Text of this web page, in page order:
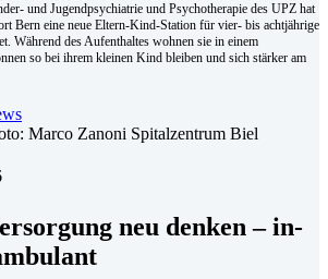
und Jugendpsychiatrie und Psychotherapie des UPZ hat
Bern eine neue Eltern-Kind-Station für vier- bis achtjährige
Während des Aufenthaltes wohnen sie in einem
so bei ihrem kleinen Kind bleiben und sich stärker am
neu den­ken – in­